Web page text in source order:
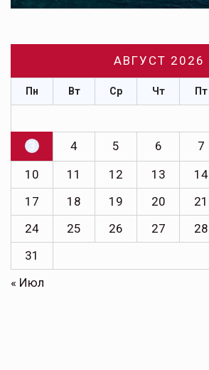
АВГУСТ 2026
Пн Вт Ср Чт Пт
3
4 5 6 7
10
11 12 13 14
17
18 19 20 21
24
25 26 27 28
31
« Июл